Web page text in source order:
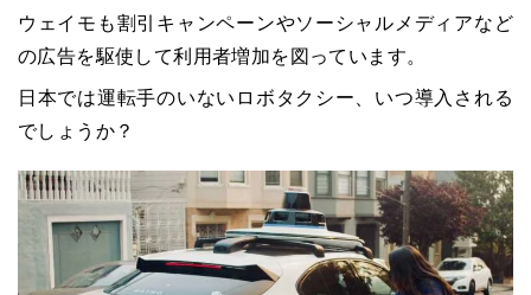
ウェイモも割引キャンペーンやソーシャルメディアなど
の広告を駆使して利用者増加を図っています。
日本では運転手のいないロボタクシー、いつ導入される
でしょうか？